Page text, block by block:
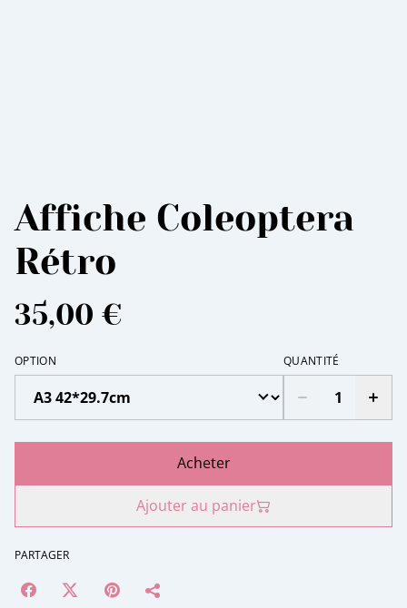
Affiche Coleoptera
Rétro
35,00 €
OPTION QUANTITÉ
Acheter
Ajouter au panier
PARTAGER